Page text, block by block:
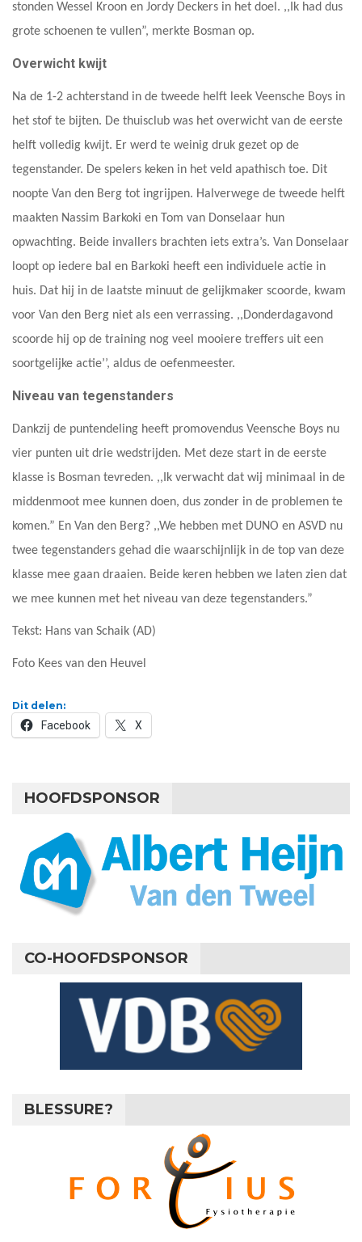
stonden Wessel Kroon en Jordy Deckers in het doel. ,,Ik had dus
grote schoenen te vullen”, merkte Bosman op.
Overwicht kwijt
Na de 1-2 achterstand in de tweede helft leek Veensche Boys in
het stof te bijten. De thuisclub was het overwicht van de eerste
helft volledig kwijt. Er werd te weinig druk gezet op de
tegenstander. De spelers keken in het veld apathisch toe. Dit
noopte Van den Berg tot ingrijpen. Halverwege de tweede helft
maakten Nassim Barkoki en Tom van Donselaar hun
opwachting. Beide invallers brachten iets extra’s. Van Donselaar
loopt op iedere bal en Barkoki heeft een individuele actie in
huis. Dat hij in de laatste minuut de gelijkmaker scoorde, kwam
voor Van den Berg niet als een verrassing. ,,Donderdagavond
scoorde hij op de training nog veel mooiere treffers uit een
soortgelijke actie’’, aldus de oefenmeester.
Niveau van tegenstanders
Dankzij de puntendeling heeft promovendus Veensche Boys nu
vier punten uit drie wedstrijden. Met deze start in de eerste
klasse is Bosman tevreden. ,,Ik verwacht dat wij minimaal in de
middenmoot mee kunnen doen, dus zonder in de problemen te
komen.” En Van den Berg? ,,We hebben met DUNO en ASVD nu
twee tegenstanders gehad die waarschijnlijk in de top van deze
klasse mee gaan draaien. Beide keren hebben we laten zien dat
we mee kunnen met het niveau van deze tegenstanders.”
Tekst: Hans van Schaik (AD)
Foto Kees van den Heuvel
Dit delen:
Facebook X
HOOFDSPONSOR
CO-HOOFDSPONSOR
BLESSURE?